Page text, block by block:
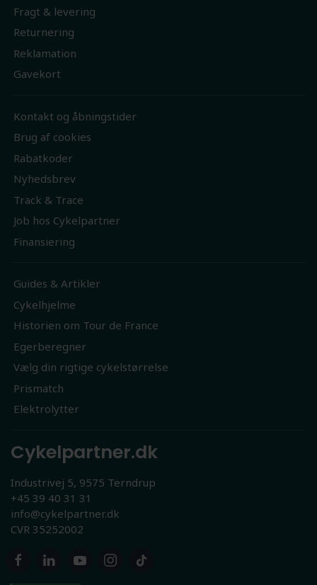
Fragt & levering
Returnering
Reklamation
Gavekort
Kontakt og åbningstider
Brug af cookies
Rabatkoder
Nyhedsbrev
Track & Trace
Job hos Cykelpartner
Finansiering
Guides & Artikler
Cykelhjelme
Historien om Tour de France
Egerberegner
Vælg din rigtige cykelstørrelse
Prismatch
Elektrolytter
Cykelpartner.dk
Industrivej 5, 9575 Terndrup
+45 39 40 31 31
info@cykelpartner.dk
CVR 35252002